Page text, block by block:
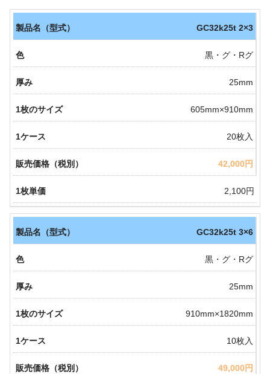
GC32k25t 2×3
黒・グ・Rグ
25mm
605mm×910mm
20枚入
42,000円
2,100円
GC32k25t 3×6
黒・グ・Rグ
25mm
910mm×1820mm
10枚入
49,000円